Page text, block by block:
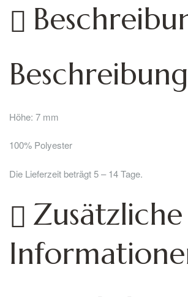
Beschreibung
Höhe: 7 mm
100% Polyester
Die Lieferzeit beträgt 5 – 14 Tage.
Zusätzliche